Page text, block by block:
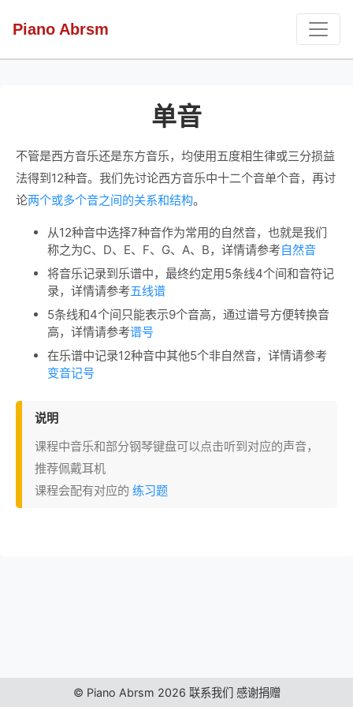
Piano Abrsm
单音
不管是西方音乐还是东方音乐，均使用五度相生律或三分损益
法得到12种音。我们先讨论西方音乐中十二个音单个音，再讨
论两个或多个音之间的关系和结构。
从12种音中选择7种音作为常用的自然音，也就是我们
称之为C、D、E、F、G、A、B，详情请参考自然音
将音乐记录到乐谱中，最终约定用5条线4个间和音符记
录，详情请参考五线谱
5条线和4个间只能表示9个音高，通过谱号方便转换音
高，详情请参考谱号
在乐谱中记录12种音中其他5个非自然音，详情请参考
变音记号
说明
课程中音乐和部分钢琴键盘可以点击听到对应的声音，
推荐佩戴耳机
课程会配有对应的 练习题
© Piano Abrsm 2026 联系我们 感谢捐赠